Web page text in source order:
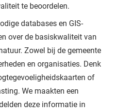
te beoordelen.
databases en GIS-
over de basiskwaliteit van
Zowel bij de gemeente
en organisaties. Denk
of
We maakten een
deze informatie in